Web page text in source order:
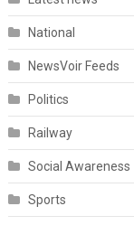
National
NewsVoir Feeds
Politics
Railway
Social Awareness
Sports